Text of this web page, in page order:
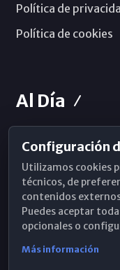
Política de
Política de cookies
Al Día
Horarios de Misa
Hemeroteca
WhatsApp
Configuración
Utilizamos cookies
técnicos, de
contenidos
Puedes aceptar
opcionales o
Más información